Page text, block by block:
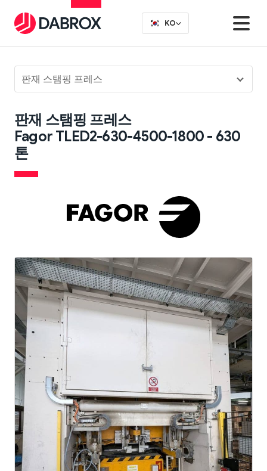
판재 스탬핑 프레스
판재 스탬핑 프레스
Fagor TLED2-630-4500-1800 - 630
톤